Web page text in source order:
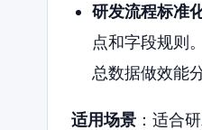
研发流程标准
点和字段规则
总数据做效能分
适用场景 ：适合